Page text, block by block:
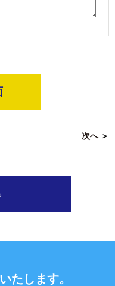
次へ＞
たします。